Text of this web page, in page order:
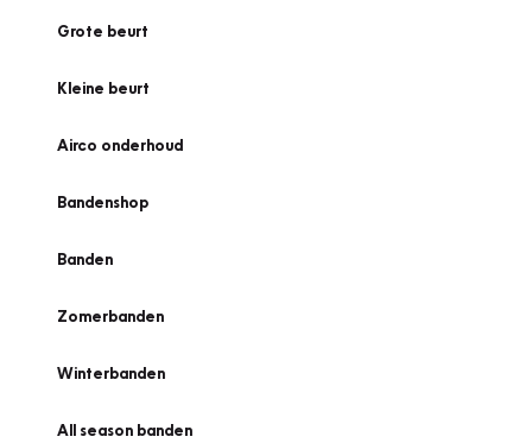
Grote beurt
Kleine beurt
Airco onderhoud
Bandenshop
Banden
Zomerbanden
Winterbanden
All season banden